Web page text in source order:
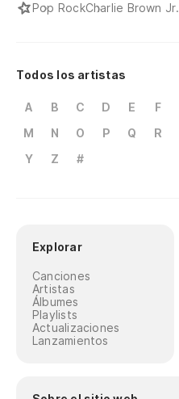
Pop RockCharlie Brown Jr.
Todos los artistas
A B C D E F
M
N O P Q R
Y
Z #
Explorar
Canciones
Artistas
Álbumes
Playlists
Actualizaciones
Lanzamientos